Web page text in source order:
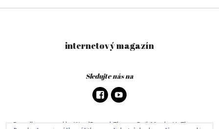
internetový magazín
Sledujte nás na
Proudly powered by WordPress|Theme: DailyMag byUpThemes.